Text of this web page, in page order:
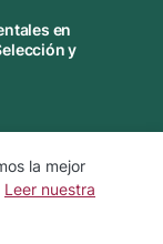
en
y
de Cookies
la mejor
Leer nuestra